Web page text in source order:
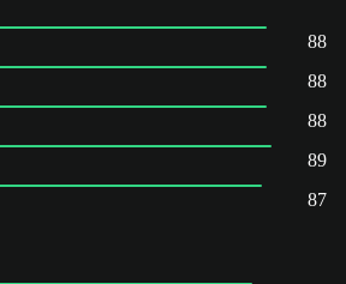
88
88
88
89
87